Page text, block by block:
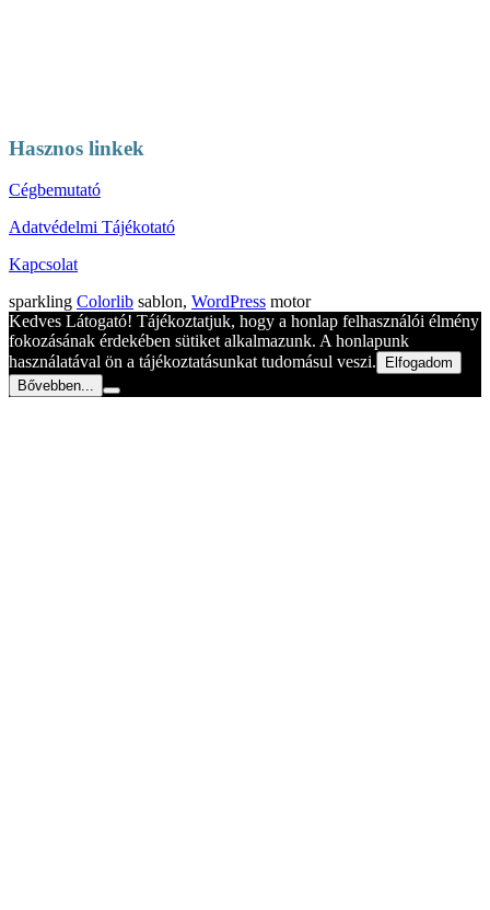
Hasznos linkek
Cégbemutató
Adatvédelmi Tájékotató
Kapcsolat
sparkling Colorlib sablon, WordPress motor
Kedves Látogató! Tájékoztatjuk, hogy a honlap felhasználói élmény
fokozásának érdekében sütiket alkalmazunk. A honlapunk
használatával ön a tájékoztatásunkat tudomásul veszi.
Elfogadom
Bővebben...